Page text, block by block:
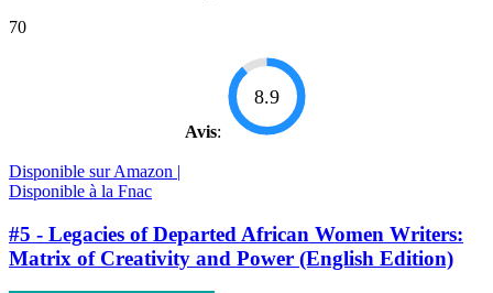
70
Avis:
8.9
Disponible sur Amazon |
Disponible à la Fnac
#5 - Legacies of Departed African Women Writers:
Matrix of Creativity and Power (English Edition)